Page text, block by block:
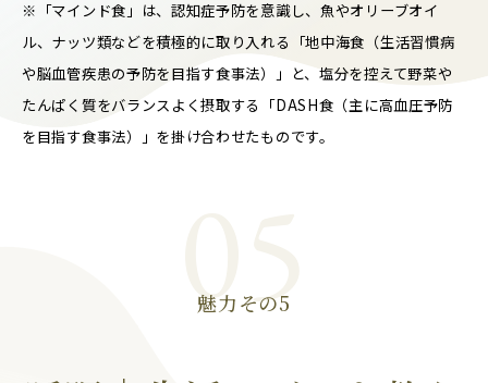
※「マインド食」は、認知症予防を意識し、魚やオリーブオイ
ル、ナッツ類などを積極的に取り入れる「地中海食（生活習慣病
や脳血管疾患の予防を目指す食事法）」と、塩分を控えて野菜や
たんぱく質をバランスよく摂取する「DASH食（主に高血圧予防
を目指す食事法）」を掛け合わせたものです。
05
魅力その5